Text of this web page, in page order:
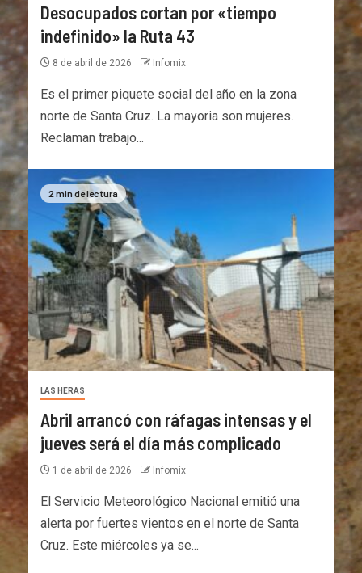
Desocupados cortan por «tiempo
indefinido» la Ruta 43
8 de abril de 2026 Infomix
Es el primer piquete social del año en la zona
norte de Santa Cruz. La mayoria son mujeres.
Reclaman trabajo...
2 min de lectura
LAS HERAS
Abril arrancó con ráfagas intensas y el
jueves será el día más complicado
1 de abril de 2026 Infomix
El Servicio Meteorológico Nacional emitió una
alerta por fuertes vientos en el norte de Santa
Cruz. Este miércoles ya se...